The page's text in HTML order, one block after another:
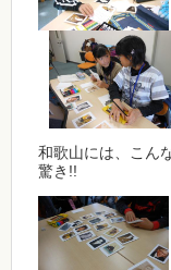
和歌山には、こん
驚き!!